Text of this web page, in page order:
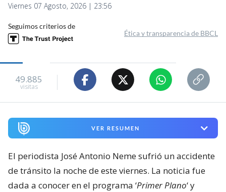
Viernes 07 Agosto, 2026 | 23:56
Seguimos criterios de
Ética y transparencia de BBCL
49.885
visitas
VER RESUMEN
El periodista José Antonio Neme sufrió un accidente
de tránsito la noche de este viernes. La noticia fue
dada a conocer en el programa ‘Primer Plano‘ y